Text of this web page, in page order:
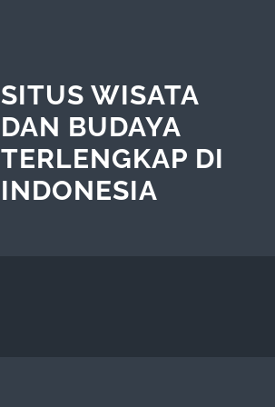
SITUS WISATA
DAN BUDAYA
TERLENGKAP DI
INDONESIA